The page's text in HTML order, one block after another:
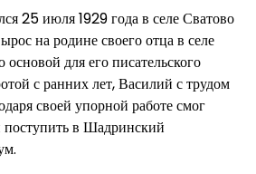
25 июля 1929 года в селе Сватово
на родине своего отца в селе
для его писательского
с ранних лет, Василий с трудом
своей упорной работе смог
поступить в Шадринский